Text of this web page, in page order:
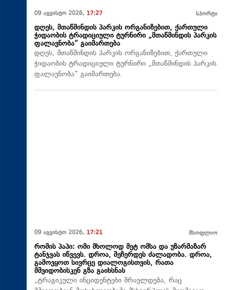
09 აგვისტო 2026, 17:27 სპორტი
დღეს, მთაწმინდის პარკის ორგანიზებით, ქართული
ჭიდაობის ტრადიციული ტურნირი „მთაწმინდის პარკის
ფალავნობა“ გაიმართება
დღეს, მთაწმინდის პარკის ორგანიზებით, ქართული
ჭიდაობის ტრადიციული ტურნირი „მთაწმინდის პარკის
ფალავნობა“ გაიმართება.
09 აგვისტო 2026, 17:21 მსოფლიო
რომის პაპი: ომი მხოლოდ მეტ ომსა და უზარმაზარ
ტანჯვას იწვევს. დროა, შეჩერდეს ძალადობა. დროა,
გამოვყოთ სივრცე დიალოგისთვის, რათა
მშვიდობისკენ გზა გაიხსნას
„ტრაგიკული ინციდენტები მრავლდება, რაც